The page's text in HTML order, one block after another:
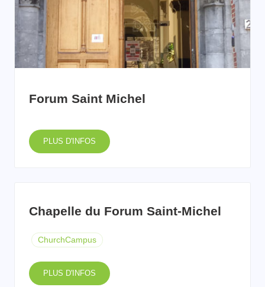
Forum Saint Michel
PLUS D'INFOS
Chapelle du Forum Saint-Michel
ChurchCampus
PLUS D'INFOS